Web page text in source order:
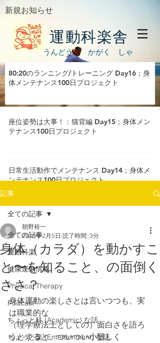
新規お知らせ
運動科楽舎
うんどう かがく しゃ
80:20のランニング/トレーニング Day16；身
体メンテナンス100日プロジェクト
座位姿勢は大事！：猫背編 Day15；身体メン
テナンス100日プロジェクト
日常生活動作でメンテナンス Day14；身体メ
ンテナンス100日プロジェクト
記事
全ての記事
運動科楽
健康運動情報
Physical Therapy
Podcast
ちょっと科 (Academic) な話
ちょっと楽 (Entertainment) な話
全ての記事
身体（カラダ）を動かすこ
と〜を知ること、の面倒く
ささ？
朝野裕一
2018年2月5日 読了時間: 3分
身体運動の楽しさとは言いつつも、実
は職業的な
（理学療法士としての）面白さを語ろ
うとすると、ついつい小難しく